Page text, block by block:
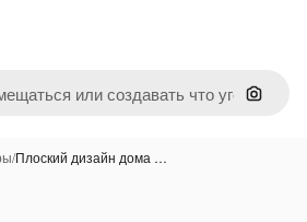
Поиск
/Плоский дизайн дома …